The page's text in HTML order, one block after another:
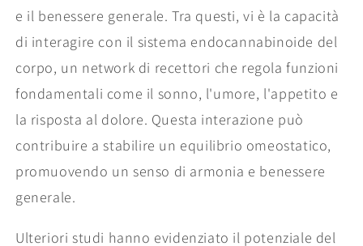
e il benessere generale. Tra questi, vi è la capacità
di interagire con il sistema endocannabinoide del
corpo, un network di recettori che regola funzioni
fondamentali come il sonno, l'umore, l'appetito e
la risposta al dolore. Questa interazione può
contribuire a stabilire un equilibrio omeostatico,
promuovendo un senso di armonia e benessere
generale.
Ulteriori studi hanno evidenziato il potenziale del